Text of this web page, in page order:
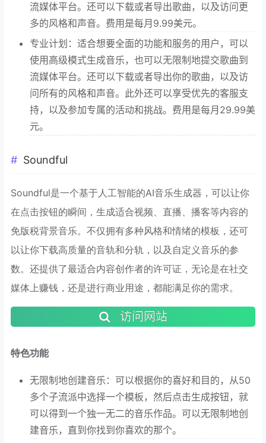
流媒体平台。还可以下载或者导出歌曲，以及访问更
多的风格和声音。费用是每月9.99美元。
专业计划：适合想要全面的功能和服务的用户，可以
使用高级模式生成音乐，也可以无限制地提交歌曲到
流媒体平台。还可以下载或者导出你的歌曲，以及访
问所有的风格和声音。此外还可以享受优先的客服支
持，以及参加专属的活动和挑战。费用是每月29.99美
元。
Soundful
Soundful是一个基于人工智能的AI音乐生成器，可以让你
在点击按钮的瞬间，生成适合视频、直播、播客等内容的
免版税背景音乐。不仅拥有多种风格和情绪的模板，还可
以让你下载高质量的音轨和分轨，以及自定义音乐的参
数。还提供了最适合内容创作者的许可证，无论是在社交
媒体上赚钱，还是进行商业用途，都能满足你的需求。
访问网站
特色功能
无限制地创建音乐：可以根据你的喜好和目的，从50
多个子流派中选择一个模板，然后点击生成按钮，就
可以得到一个独一无二的音乐作品。可以无限制地创
建音乐，直到你找到你喜欢的那个。